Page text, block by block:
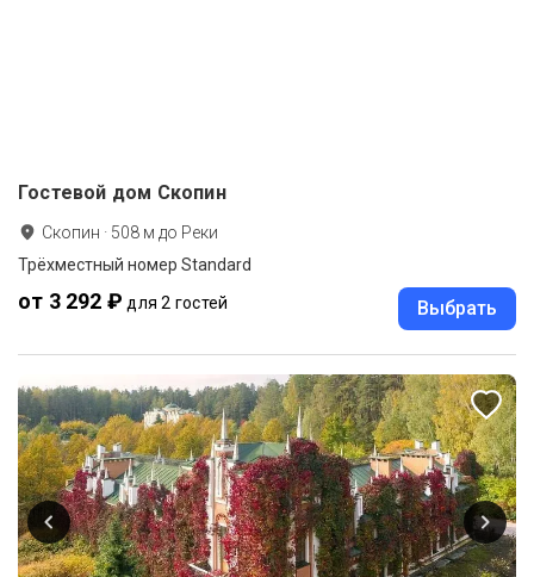
Гостевой дом Скопин
Скопин · 508 м до Реки
Трёхместный номер Standard
от 3 292 ₽ для 2 гостей Выбрать